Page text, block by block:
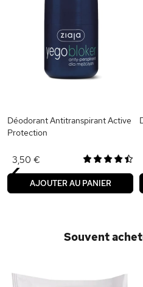
Déodorant Antitranspirant Active
Protection
3,50 €
AJOUTER AU PANIER
‹
Souvent